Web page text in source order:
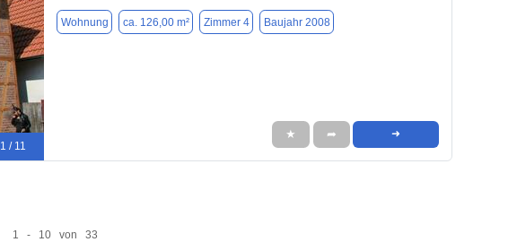
1 / 11
Wohnung ca. 126,00 m² Zimmer 4 Baujahr 2008
★ ➦ ➜
1 - 10 von 33